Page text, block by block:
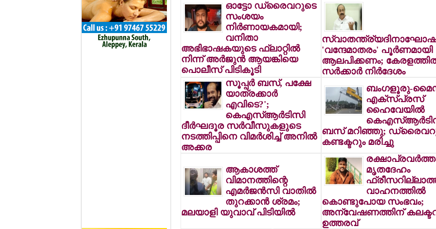
ഓട്ടോ ഡ്രൈവറുടെ
സംശയം
നിര്‍ണായകമായി;
വനിതാ
അഭിഭാഷകയുടെ ഫ്‌ലാറ്റില്‍
നിന്ന് അര്‍ജുന്‍ ആയങ്കിയെ
പൊലീസ് പിടികൂടി
'വന്ദേമാതരം' പൂര്‍ണമായി
ആലപിക്കണം;
സര്‍ക്കാര്‍ നിര്‍ദേശം
സൂപ്പര്‍ ബസ്, പക്ഷേ
യാത്രക്കാര്‍
എവിടെ?';
കെഎസ്ആര്‍ടിസി
ദീര്‍ഘദൂര സര്‍വീസുകളുടെ
നടത്തിപ്പിനെ വിമര്‍ശിച്ച് അനില്‍
അക്കര
ബംഗളൂരു-
എക്‌സ്പ്രസ്
ഹൈവേയില്‍
ബസ് മറിഞ്ഞു;
കണ്ടക്ടറും മരിച്ചു
ആകാശത്ത്
വിമാനത്തിന്റെ
എമര്‍ജന്‍സി വാതില്‍
തുറക്കാന്‍ ശ്രമം;
മലയാളി യുവാവ് പിടിയില്‍
മൃതദേഹം
വാഹനത്തില്‍
കൊണ്ടുപോയ സംഭവം;
അന്വേഷണത്തിന്
ഉത്തരവ്